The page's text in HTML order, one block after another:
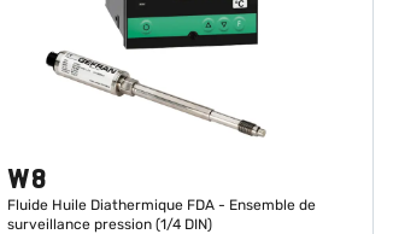
W8
Fluide Huile Diathermique FDA - Ensemble de
surveillance pression (1/4 DIN)